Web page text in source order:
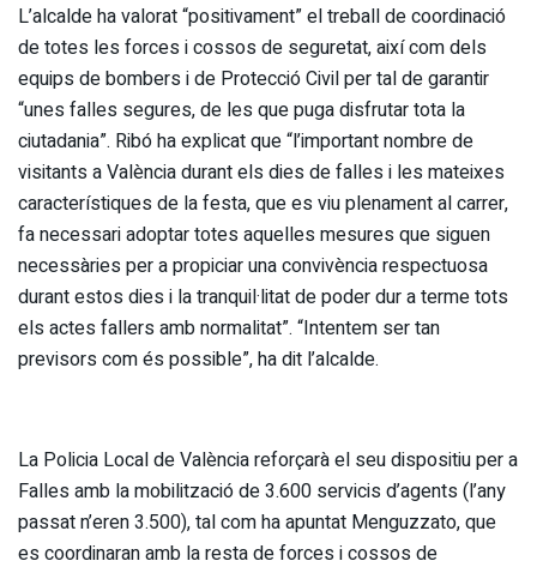
L’alcalde ha valorat “positivament” el treball de coordinació
de totes les forces i cossos de seguretat, així com dels
equips de bombers i de Protecció Civil per tal de garantir
“unes falles segures, de les que puga disfrutar tota la
ciutadania”. Ribó ha explicat que “l’important nombre de
visitants a València durant els dies de falles i les mateixes
característiques de la festa, que es viu plenament al carrer,
fa necessari adoptar totes aquelles mesures que siguen
necessàries per a propiciar una convivència respectuosa
durant estos dies i la tranquil·litat de poder dur a terme tots
els actes fallers amb normalitat”. “Intentem ser tan
previsors com és possible”, ha dit l’alcalde.
La Policia Local de València reforçarà el seu dispositiu per a
Falles amb la mobilització de 3.600 servicis d’agents (l’any
passat n’eren 3.500), tal com ha apuntat Menguzzato, que
es coordinaran amb la resta de forces i cossos de